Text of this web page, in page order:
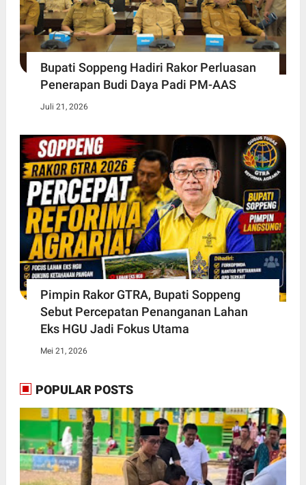
Bupati Soppeng Hadiri Rakor Perluasan
Penerapan Budi Daya Padi PM-AAS
Juli 21, 2026
Pimpin Rakor GTRA, Bupati Soppeng
Sebut Percepatan Penanganan Lahan
Eks HGU Jadi Fokus Utama
Mei 21, 2026
POPULAR POSTS